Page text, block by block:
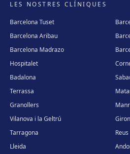
LES NOSTRES CLÍNIQUES
Barcelona Tuset
Barcelona Aribau
Barcelona Madrazo
Hospitalet
Badalona
Terrassa
Granollers
Vilanova i la Geltrú
Tarragona
Reus
Lleida